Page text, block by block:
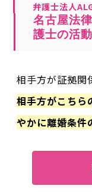
弁護士法人
名古屋法
護士の活
相手方が証拠関
相手方がこちら
やかに離婚条件